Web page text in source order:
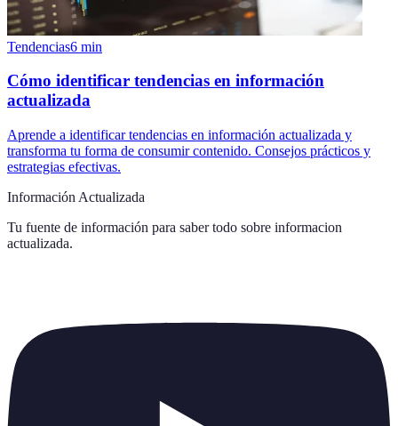
Tendencias6 min
Cómo identificar tendencias en información
actualizada
Aprende a identificar tendencias en información actualizada y
transforma tu forma de consumir contenido. Consejos prácticos y
estrategias efectivas.
Información Actualizada
Tu fuente de información para saber todo sobre informacion
actualizada.